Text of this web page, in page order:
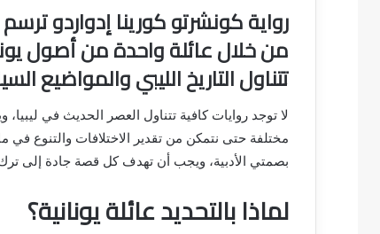
رواية كونشرتو كورينا إدواردو
من خلال عائلة واحدة من أصول
تتناول التاريخ الليبي والمواضيع
لا توجد روايات كافية تتناول العصر الحديث في
مختلفة حتى نتمكن من تقدير الاختلافات والتنوع في
بصمتي الأدبية، ويجب أن تهدف كل قصة جادة إلى
لماذا بالتحديد عائلة يونانية؟